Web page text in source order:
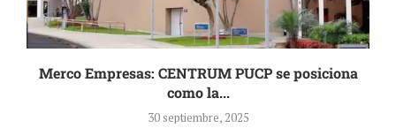
Merco Empresas: CENTRUM PUCP se posiciona
como la...
30 septiembre, 2025